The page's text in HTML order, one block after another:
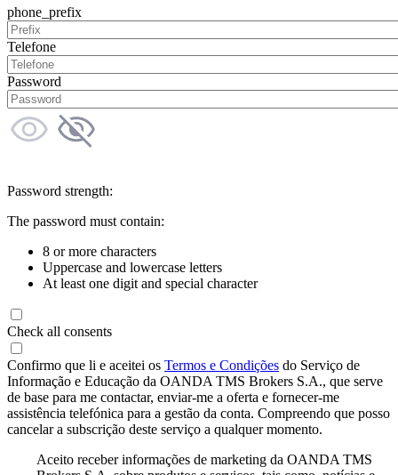
phone_prefix
Telefone
Password
Password strength:
The password must contain:
8 or more characters
Uppercase and lowercase letters
At least one digit and special character
Check all consents
Confirmo que li e aceitei os Termos e Condições do Serviço de
Informação e Educação da OANDA TMS Brokers S.A., que serve
de base para me contactar, enviar-me a oferta e fornecer-me
assistência telefónica para a gestão da conta. Compreendo que posso
cancelar a subscrição deste serviço a qualquer momento.
Aceito receber informações de marketing da OANDA TMS